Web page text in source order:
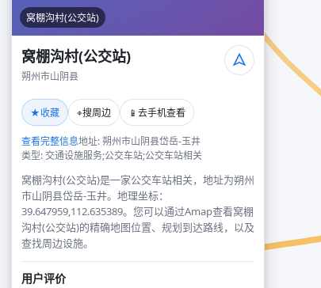
窝棚沟村(公交站)
窝棚沟村(公交站)
朔州市山阴县
★收藏 ⌖搜周边 📱 去手机查看
查看完整信息地址: 朔州市山阴县岱岳-玉井
类型: 交通设施服务;公交车站;公交车站相关
窝棚沟村(公交站)是一家公交车站相关，地址为朔州
市山阴县岱岳-玉井。地理坐标：
39.647959,112.635389。您可以通过Amap查看窝棚
沟村(公交站)的精确地图位置、规划到达路线，以及
查找周边设施。
用户评价